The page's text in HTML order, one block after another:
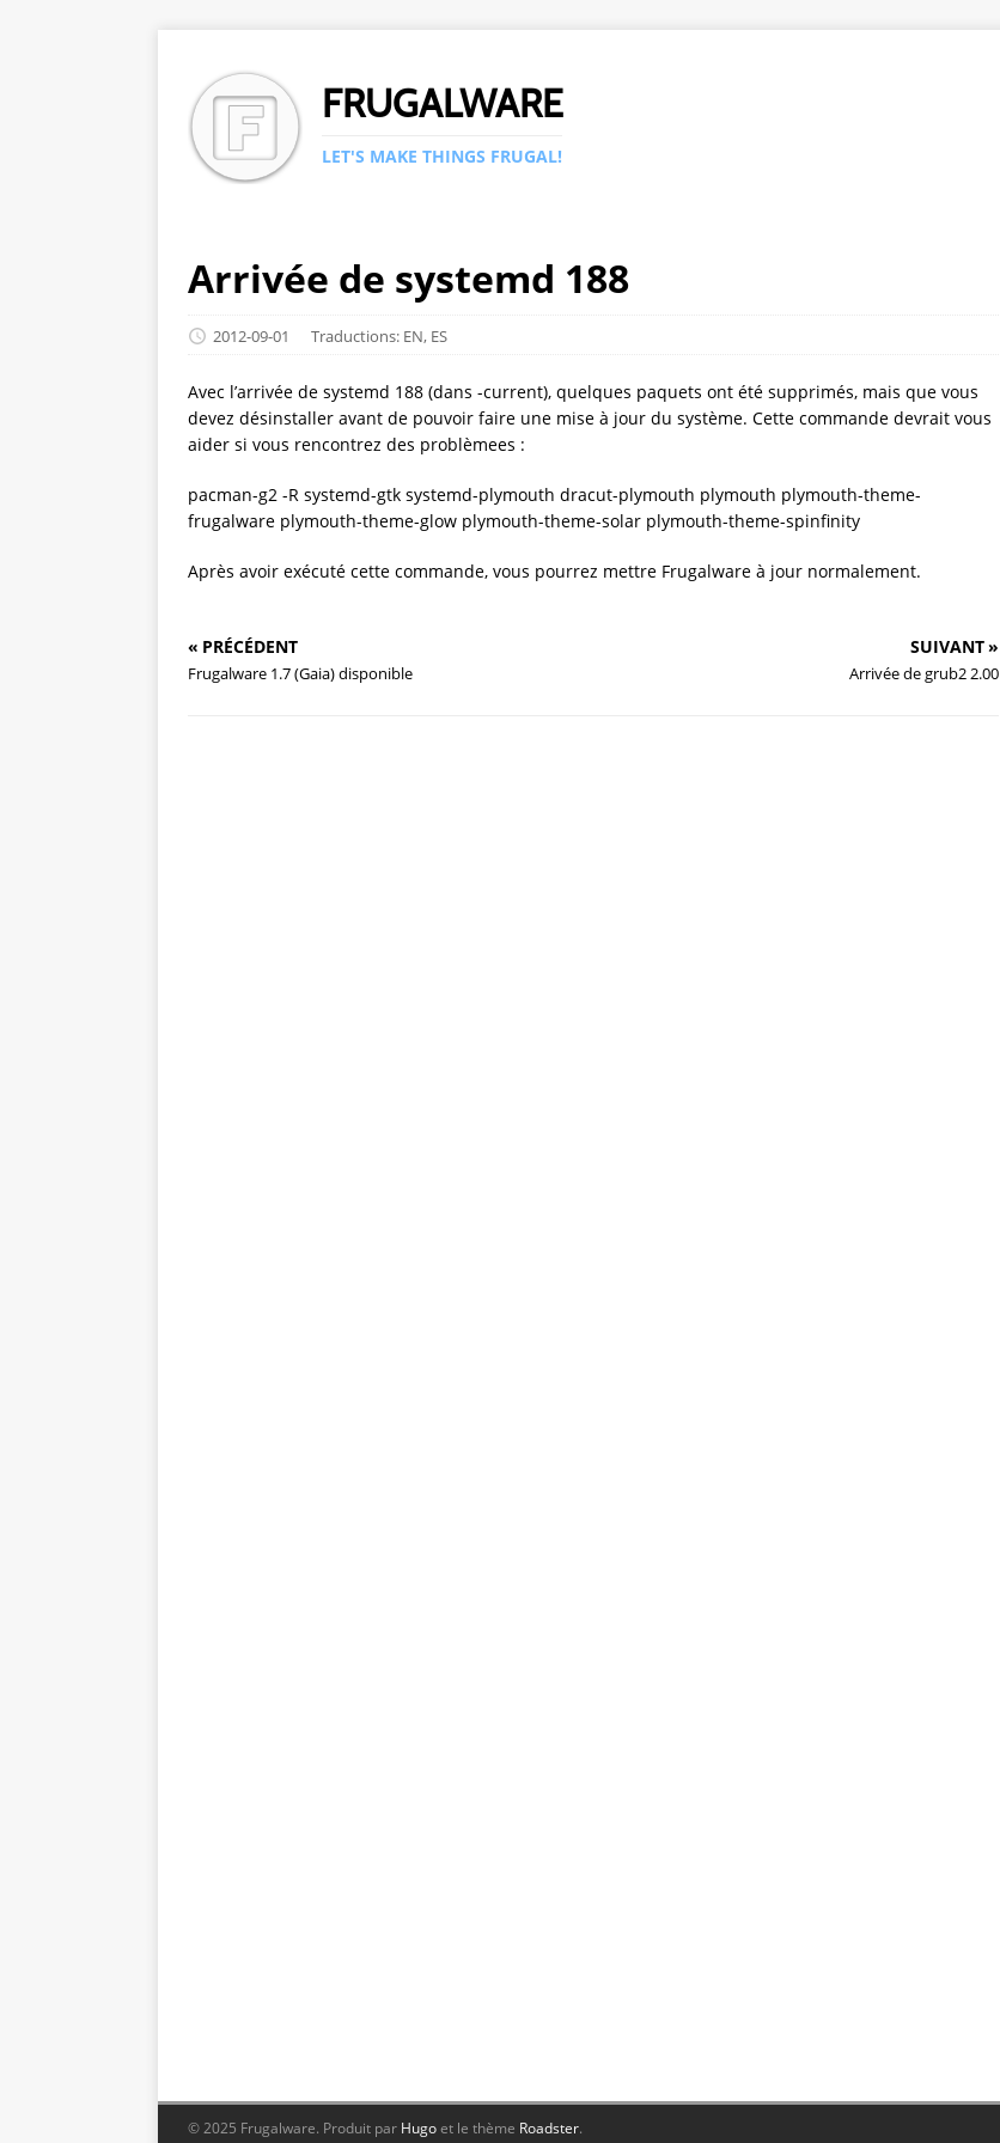
FRUGALWARE
LET'S MAKE THINGS FRUGAL!
Arrivée de systemd 188
2012-09-01 Traductions: EN, ES
Avec l’arrivée de systemd 188 (dans -current), quelques paquets ont été supprimés, mais que vous
devez désinstaller avant de pouvoir faire une mise à jour du système. Cette commande devrait vous
aider si vous rencontrez des problèmees :
pacman-g2 -R systemd-gtk systemd-plymouth dracut-plymouth plymouth plymouth-theme-
frugalware plymouth-theme-glow plymouth-theme-solar plymouth-theme-spinfinity
Après avoir exécuté cette commande, vous pourrez mettre Frugalware à jour normalement.
« PRÉCÉDENT
Frugalware 1.7 (Gaia) disponible
SUIVANT »
Arrivée de grub2 2.00
© 2025 Frugalware. Produit par Hugoet le thème Roadster.